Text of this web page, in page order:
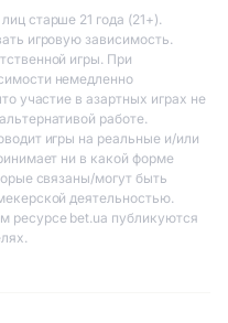
старше 21 года (21+).
игровую зависимость.
игры. При
немедленно
участие в азартных играх не
работе.
игры на реальные и/или
ни в какой форме
связаны/могут быть
деятельностью.
bet.ua публикуются